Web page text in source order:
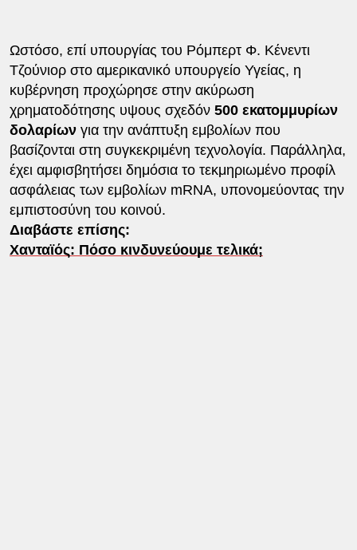
Ωστόσο, επί υπουργίας του Ρόμπερτ Φ. Κένεντι
Τζούνιορ στο αμερικανικό υπουργείο Υγείας, η
κυβέρνηση προχώρησε στην ακύρωση
χρηματοδότησης υψους σχεδόν 500 εκατομμυρίων
δολαρίωνγια την ανάπτυξη εμβολίων που
βασίζονται στη συγκεκριμένη τεχνολογία. Παράλληλα,
έχει αμφισβητήσει δημόσια το τεκμηριωμένο προφίλ
ασφάλειας των εμβολίων mRNA, υπονομεύοντας την
εμπιστοσύνη του κοινού.
Διαβάστε επίσης:
Χανταϊός: Πόσο κινδυνεύουμε τελικά;